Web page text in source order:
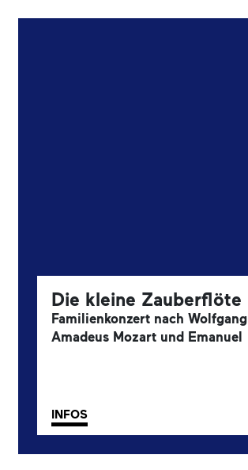
Die kleine Zauberflöte
Familienkonzert nach Wolfgang
Amadeus Mozart und Emanuel
INFOS